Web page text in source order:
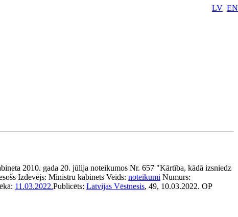
LV EN
2010. gada 20. jūlija noteikumos Nr. 657 "Kārtība, kādā izsniedz
Izdevējs: Ministru kabinets Veids: noteikumi Numurs:
11.03.2022.Publicēts: Latvijas Vēstnesis, 49, 10.03.2022. OP